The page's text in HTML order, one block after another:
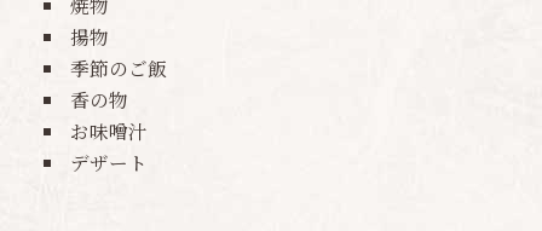
揚物
季節のご飯
香の物
お味噌汁
デザート